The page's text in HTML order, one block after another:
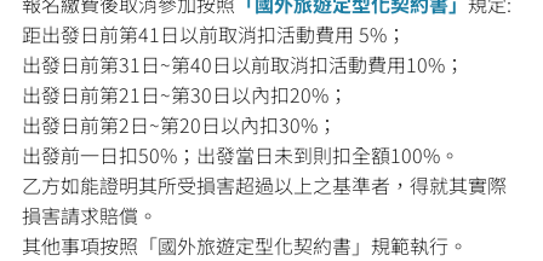
距出發日前第41日以前取消扣活動費用 5%；
出發日前第31日~第40日以前取消扣活動費用10%；
出發日前第21日~第30日以內扣20%；
出發日前第2日~第20日以內扣30%；
出發前一日扣50%；出發當日未到則扣全額100%。
乙方如能證明其所受損害超過以上之基準者，得就其實際
損害請求賠償。
其他事項按照「國外旅遊定型化契約書」規範執行。